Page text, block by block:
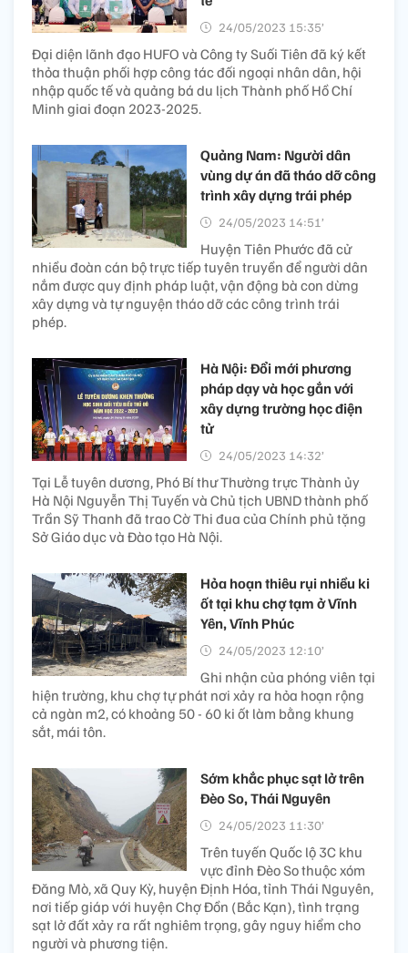
24/05/2023 15:35’
Đại diện lãnh đạo HUFO và Công ty Suối Tiên đã ký kết
thỏa thuận phối hợp công tác đối ngoại nhân dân, hội
nhập quốc tế và quảng bá du lịch Thành phố Hồ Chí
Minh giai đoạn 2023-2025.
Quảng Nam: Người dân
vùng dự án đã tháo dỡ công
trình xây dựng trái phép
24/05/2023 14:51’
Huyện Tiên Phước đã cử
nhiều đoàn cán bộ trực tiếp tuyên truyền để người dân
nắm được quy định pháp luật, vận động bà con dừng
xây dựng và tự nguyện tháo dỡ các công trình trái
phép.
Hà Nội: Đổi mới phương
pháp dạy và học gắn với
xây dựng trường học điện
tử
24/05/2023 14:32’
Tại Lễ tuyên dương, Phó Bí thư Thường trực Thành ủy
Hà Nội Nguyễn Thị Tuyến và Chủ tịch UBND thành phố
Trần Sỹ Thanh đã trao Cờ Thi đua của Chính phủ tặng
Sở Giáo dục và Đào tạo Hà Nội.
Hỏa hoạn thiêu rụi nhiều ki
ốt tại khu chợ tạm ở Vĩnh
Yên, Vĩnh Phúc
24/05/2023 12:10’
Ghi nhận của phóng viên tại
hiện trường, khu chợ tự phát nơi xảy ra hỏa hoạn rộng
cả ngàn m2, có khoảng 50 - 60 ki ốt làm bằng khung
sắt, mái tôn.
Sớm khắc phục sạt lở trên
Đèo So, Thái Nguyên
24/05/2023 11:30’
Trên tuyến Quốc lộ 3C khu
vực đỉnh Đèo So thuộc xóm
Đăng Mò, xã Quy Kỳ, huyện Định Hóa, tỉnh Thái Nguyên,
nơi tiếp giáp với huyện Chợ Đồn (Bắc Kạn), tình trạng
sạt lở đất xảy ra rất nghiêm trọng, gây nguy hiểm cho
người và phương tiện.